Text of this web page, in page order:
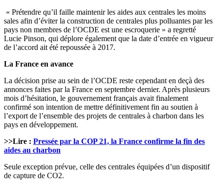
« Prétendre qu’il faille maintenir les aides aux centrales les moins
sales afin d’éviter la construction de centrales plus polluantes par les
pays non membres de l’OCDE est une escroquerie » a regretté
Lucie Pinson, qui déplore également que la date d’entrée en vigueur
de l’accord ait été repoussée à 2017.
La France en avance
La décision prise au sein de l’OCDE reste cependant en deçà des
annonces faites par la France en septembre dernier. Après plusieurs
mois d’hésitation, le gouvernement français avait finalement
confirmé son intention de mettre définitivement fin au soutien à
l’export de l’ensemble des projets de centrales à charbon dans les
pays en développement.
>>Lire : Pressée par la COP 21, la France confirme la fin des
aides au charbon
Seule exception prévue, celle des centrales équipées d’un dispositif
de capture de CO2.